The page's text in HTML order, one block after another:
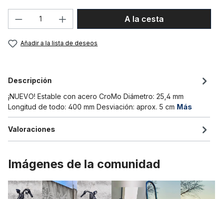
Cantidad del producto: introduce la
A la cesta
Añadir a la lista de deseos
Descripción
¡NUEVO! Estable con acero CroMo Diámetro: 25,4 mm
Longitud de todo: 400 mm Desviación: aprox. 5 cm Más
Valoraciones
Imágenes de la comunidad